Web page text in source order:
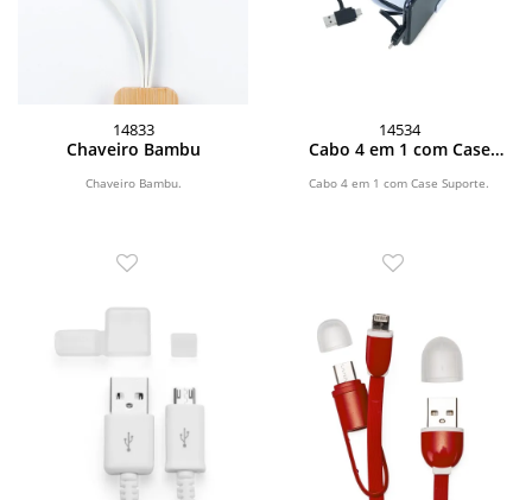
14833
Chaveiro Bambu
Chaveiro Bambu.
14534
Cabo 4 em 1 com Case
Cabo 4 em 1 com Case Suporte.